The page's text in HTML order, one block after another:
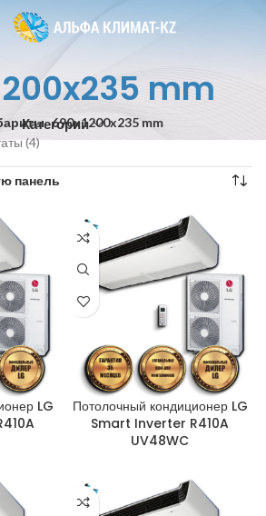
mm
Категории
690x1200x235 mm
(4)
панель
LG
Потолочный кондиционер LG
Smart Inverter R410A
UV48WC